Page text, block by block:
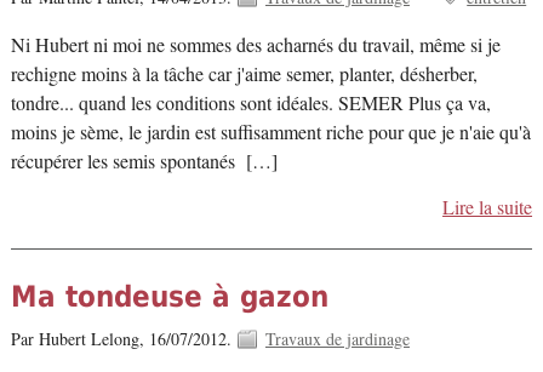
Ni Hubert ni moi ne sommes des acharnés du travail, même si je
rechigne moins à la tâche car j'aime semer, planter, désherber,
tondre... quand les conditions sont idéales. SEMER Plus ça va,
moins je sème, le jardin est suffisamment riche pour que je n'aie qu'à
récupérer les semis spontanés […]
Lire la suite
Ma tondeuse à gazon
Par Hubert Lelong, 16/07/2012. Travaux de jardinage